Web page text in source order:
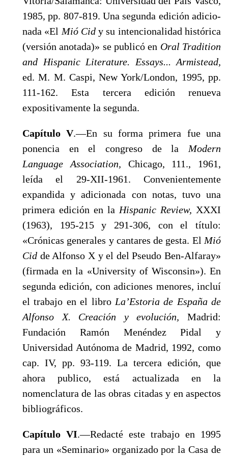
1985, pp. 807-819. Una segunda edición adicio­
nada «El Mió Cidy su intencionalidad histórica
(versión anota­da)» se publicó en Oral Tradition
and Hispanic Literature. Essays... Armistead,
ed. M. M. Caspi, New York/London, 1995, pp.
111-162. Esta tercera edición renueva
expositivamente la se­gunda.
Capítulo V.—En su forma primera fue una
ponencia en el congreso de la Modern
Language Association, Chicago, 111., 1961,
leída el 29-XII-1961. Convenientemente
expandida y adicionada con notas, tuvo una
primera edición en la Hispanic Review, XXXI
(1963), 195-215 y 291-306, con el título:
«Crónicas generales y cantares de gesta. El Mió
Cid de Alfonso X y el del Pseudo Ben-Alfaray»
(firmada en la «University of Wisconsin»). En
segunda edición, con adiciones menores, incluí
el trabajo en el libro La’Estoria de España de
Alfonso X. Creación y evolución,Madrid:
Fundación Ramón Menéndez Pidal y
Universidad Autónoma de Madrid, 1992, como
cap. IV, pp. 93-119. La tercera edición, que
ahora publico, está actualizada en la
nomenclatura de las obras citadas y en aspectos
bibliográficos.
Capítulo VI.—Redacté este trabajo en 1995
para un «Semi­nario» organizado por la Casa de